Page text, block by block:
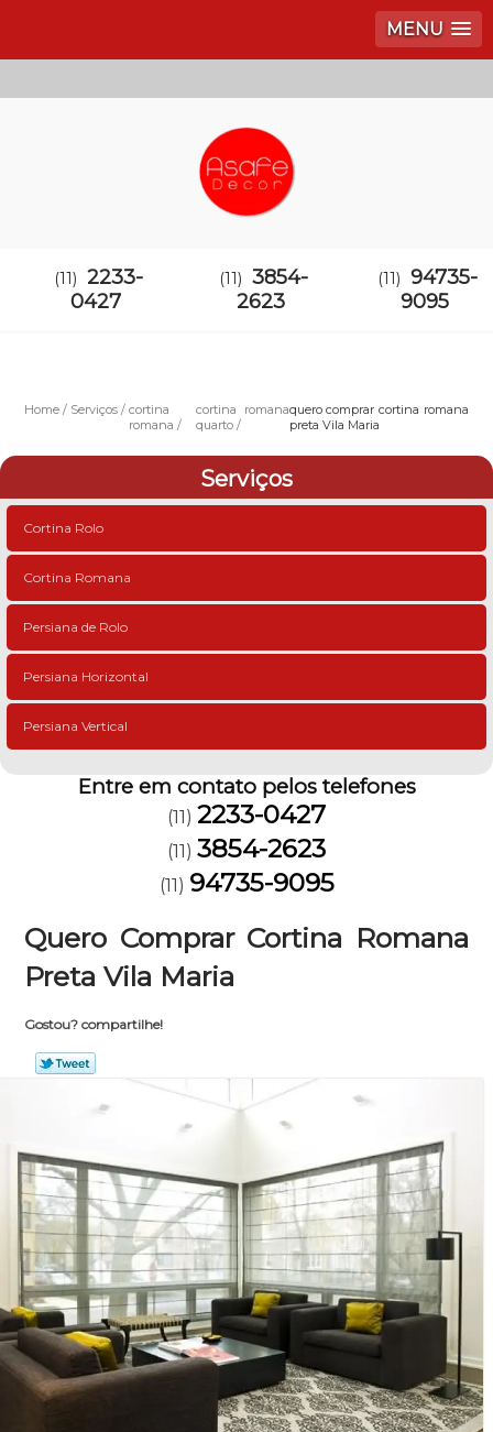
MENU
(11) 2233-
0427
(11) 3854-
2623
(11) 94735-
9095
Home Serviços
cortina
romana
cortina romana
quarto
quero comprar cortina romana
preta Vila Maria
Serviços
Cortina Rolo
Cortina Romana
Persiana de Rolo
Persiana Horizontal
Persiana Vertical
Entre em contato pelos telefones
(11) 2233-0427
(11) 3854-2623
(11) 94735-9095
Quero Comprar Cortina Romana
Preta Vila Maria
Gostou? compartilhe!